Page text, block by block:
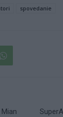
spovedanie